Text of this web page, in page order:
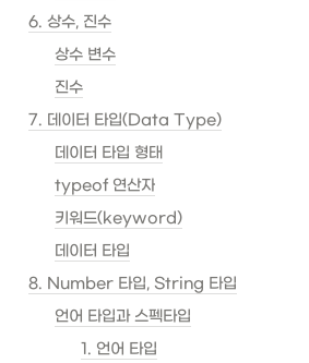
6. 상수, 진수
상수 변수
진수
7. 데이터 타입(Data Type)
데이터 타입 형태
typeof 연산자
키워드(keyword)
데이터 타입
8. Number 타입, String 타입
언어 타입과 스펙타입
1. 언어 타입